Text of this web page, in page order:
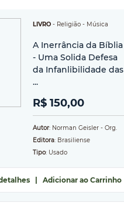
LIVRO - Religião - Música
A Inerrância da Bíblia
- Uma Solida Defesa
da Infanlibilidade das
...
R$ 150,00
Autor: Norman Geisler - Org.
Editora: Brasiliense
Tipo: Usado
| Adicionar ao Carrinho